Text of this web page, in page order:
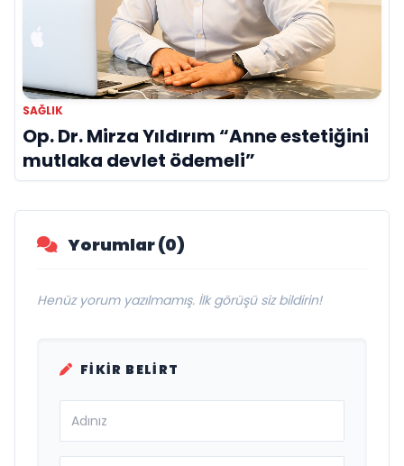
SAĞLIK
Op. Dr. Mirza Yıldırım “Anne estetiğini
mutlaka devlet ödemeli”
Yorumlar (0)
Henüz yorum yazılmamış. İlk görüşü siz bildirin!
FIKIR BELIRT